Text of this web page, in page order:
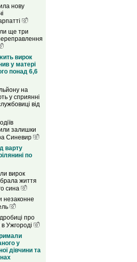
нову
ще три
вирок
у матері
понад 6,6
на
у сприянні
від
залишки
Синевир
варту
по
вирок
життя
сина
незаконне
про
Ужгороді
у
дівчини та